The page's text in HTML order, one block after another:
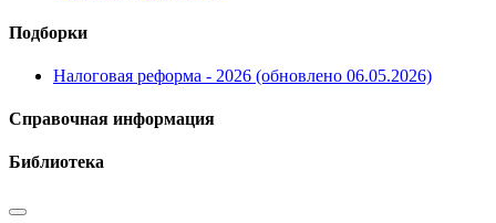
Подборки
Налоговая реформа - 2026 (обновлено 06.05.2026)
Справочная информация
Библиотека